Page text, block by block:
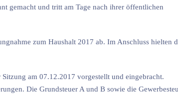
gemacht und tritt am Tage nach ihrer öffentlichen
zum Haushalt 2017 ab. Im Anschluss hielten
am 07.12.2017 vorgestellt und eingebracht.
Die Grundsteuer A und B sowie die